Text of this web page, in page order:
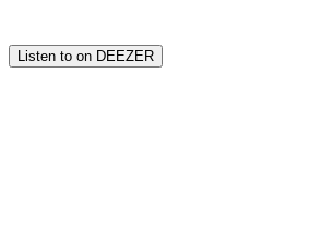
Listen to on DEEZER